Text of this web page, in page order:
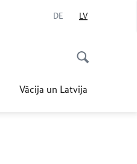
DE LV
Vācija un Latvija